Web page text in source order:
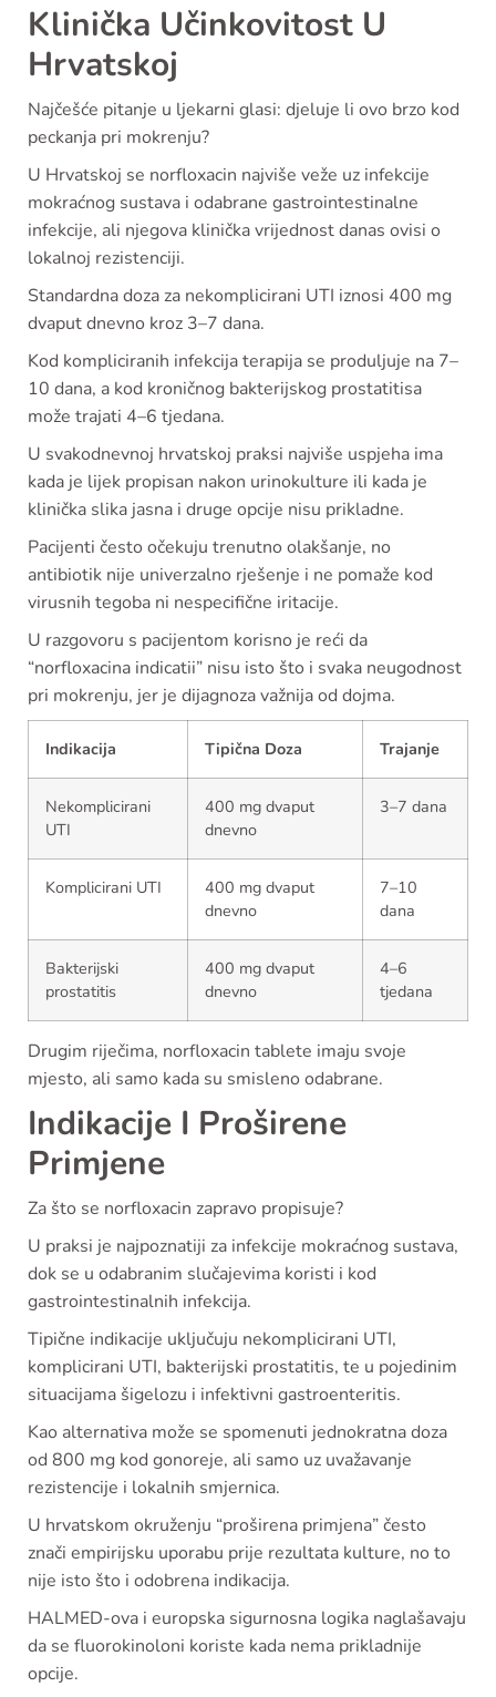
Klinička Učinkovitost U
Hrvatskoj
Najčešće pitanje u ljekarni glasi: djeluje li ovo brzo kod
peckanja pri mokrenju?
U Hrvatskoj se norfloxacin najviše veže uz infekcije
mokraćnog sustava i odabrane gastrointestinalne
infekcije, ali njegova klinička vrijednost danas ovisi o
lokalnoj rezistenciji.
Standardna doza za nekomplicirani UTI iznosi 400 mg
dvaput dnevno kroz 3–7 dana.
Kod kompliciranih infekcija terapija se produljuje na 7–
10 dana, a kod kroničnog bakterijskog prostatitisa
može trajati 4–6 tjedana.
U svakodnevnoj hrvatskoj praksi najviše uspjeha ima
kada je lijek propisan nakon urinokulture ili kada je
klinička slika jasna i druge opcije nisu prikladne.
Pacijenti često očekuju trenutno olakšanje, no
antibiotik nije univerzalno rješenje i ne pomaže kod
virusnih tegoba ni nespecifične iritacije.
U razgovoru s pacijentom korisno je reći da
“norfloxacina indicatii” nisu isto što i svaka neugodnost
pri mokrenju, jer je dijagnoza važnija od dojma.
Indikacija Tipična Doza Trajanje
Nekomplicirani
UTI
400 mg dvaput
dnevno
3–7 dana
Komplicirani UTI
400 mg dvaput
dnevno
7–10
dana
Bakterijski
prostatitis
400 mg dvaput
dnevno
4–6
tjedana
Drugim riječima, norfloxacin tablete imaju svoje
mjesto, ali samo kada su smisleno odabrane.
Indikacije I Proširene
Primjene
Za što se norfloxacin zapravo propisuje?
U praksi je najpoznatiji za infekcije mokraćnog sustava,
dok se u odabranim slučajevima koristi i kod
gastrointestinalnih infekcija.
Tipične indikacije uključuju nekomplicirani UTI,
komplicirani UTI, bakterijski prostatitis, te u pojedinim
situacijama šigelozu i infektivni gastroenteritis.
Kao alternativa može se spomenuti jednokratna doza
od 800 mg kod gonoreje, ali samo uz uvažavanje
rezistencije i lokalnih smjernica.
U hrvatskom okruženju “proširena primjena” često
znači empirijsku uporabu prije rezultata kulture, no to
nije isto što i odobrena indikacija.
HALMED-ova i europska sigurnosna logika naglašavaju
da se fluorokinoloni koriste kada nema prikladnije
opcije.